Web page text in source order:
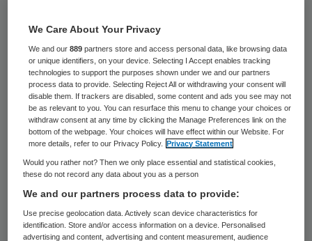
onderzoekers Erik Hout en Johan
Legemaate van het VUmc.
Criteria niet helder
Op grond van de Wet op de Beroepen in de
Individuele Gezondheidszorg (Wet BIG)
heeft de IGZ de bevoegdheid om bij het
tuchtcollege een klacht in te dienen tegen
een beroepsbeoefenaar. In het rapport
inspectie voor de gezondheidszorg en het
We Care About Your Privacy
We and our889 partners store and access personal data, like browsing data
or unique identifiers, on your device. Selecting I Accept enables tracking
technologies to support the purposes shown under we and our partners
process data to provide. Selecting Reject All or withdrawing your consent will
disable them. If trackers are disabled, some content and ads you see may not
be as relevant to you. You can resurface this menu to change your choices or
withdraw consent at any time by clicking the Manage Preferences link on the
bottom of the webpage. Your choices will have effect within our Website. For
more details, refer to our Privacy Policy.
Privacy Statement
Would you rather not? Then we only place essential and statistical cookies,
these do not record any data about you as a person
We and our partners process data to provide:
Use precise geolocation data. Actively scan device characteristics for
identification. Store and/or access information on a device. Personalised
advertising and content, advertising and content measurement, audience